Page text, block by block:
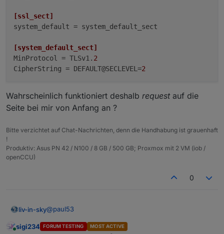
[ssl_sect]
system_default = system_default_sect
[system_default_sect]
MinProtocol = TLSv1. 2
CipherString = DEFAULT@SECLEVEL=2
Wahrscheinlich funktioniert deshalb requestauf die
Seite bei mir von Anfang an ?
Bitte verzichtet auf Chat-Nachrichten, denn die Handhabung ist grauenhaft
!
Produktiv: Asus PN 42 / N100 / 8 GB / 500 GB; Proxmox mit 2 VM (iob /
openCCU)
0
liv-in-sky@paul53
anscheinend einfach einfügen ?
sigi234 FORUM TESTING MOST ACTIVE